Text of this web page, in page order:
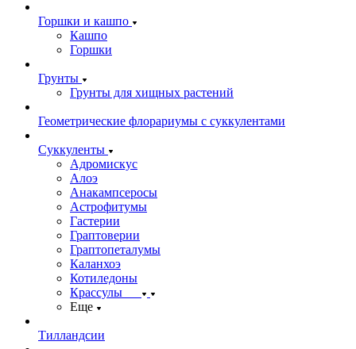
Горшки и кашпо
Кашпо
Горшки
Грунты
Грунты для хищных растений
Геометрические флорариумы с суккулентами
Суккуленты
Адромискус
Алоэ
Анакампсеросы
Астрофитумы
Гастерии
Граптоверии
Граптопеталумы
Каланхоэ
Котиледоны
Крассулы
Еще
Тилландсии